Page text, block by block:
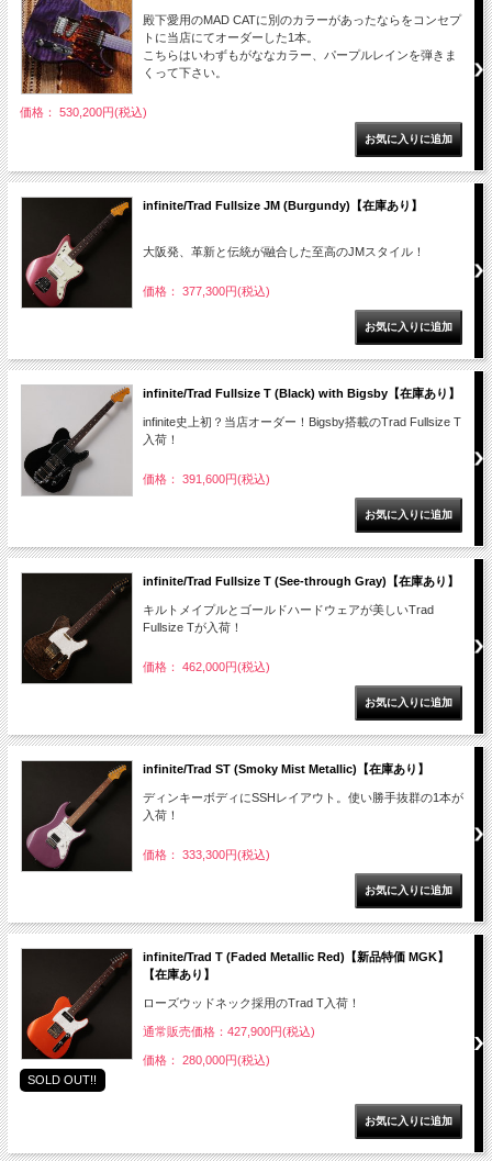
殿下愛用のMAD CATに別のカラーがあったならをコンセプ
トに当店にてオーダーした1本。
こちらはいわずもがななカラー、パープルレインを弾きま
くって下さい。
価格： 530,200円(税込)
infinite/Trad Fullsize JM (Burgundy)【在庫あり】
大阪発、革新と伝統が融合した至高のJMスタイル！
価格： 377,300円(税込)
infinite/Trad Fullsize T (Black) with Bigsby【在庫あり】
infinite史上初？当店オーダー！Bigsby搭載のTrad Fullsize T
入荷！
価格： 391,600円(税込)
infinite/Trad Fullsize T (See-through Gray)【在庫あり】
キルトメイプルとゴールドハードウェアが美しいTrad
Fullsize Tが入荷！
価格： 462,000円(税込)
infinite/Trad ST (Smoky Mist Metallic)【在庫あり】
ディンキーボディにSSHレイアウト。使い勝手抜群の1本が
入荷！
価格： 333,300円(税込)
infinite/Trad T (Faded Metallic Red)【新品特価 MGK】
【在庫あり】
ローズウッドネック採用のTrad T入荷！
通常販売価格：427,900円(税込)
価格： 280,000円(税込)
SOLD OUT!!